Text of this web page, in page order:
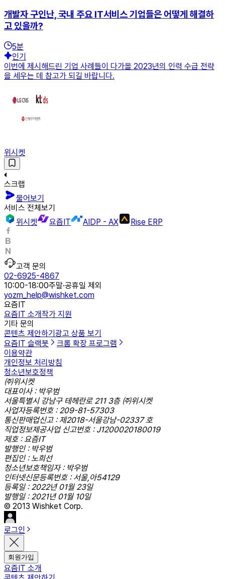
개발자 구인난, 국내 주요 IT서비스 기업들은 어떻게 해결하
고 있을까?
5분
인기
이번에 제시해드린 기업 사례들이 다가올 2023년의 인력 수급 전략
을 세우는 데 참고가 되길 바랍니다.
위시켓
스크랩
물어보기
서비스 전체보기
위시켓
요즘IT AIDP - AX Rise ERP
고객 문의
02-6925-4867
10:00-18:00주말·공휴일 제외
yozm_help@wishket.com
요즘IT
요즘IT 소개작가 지원
기타 문의
콘텐츠 제안하기 광고 상품 보기
요즘IT 슬랙봇
크롬 확장 프로그램
이용약관
개인정보 처리방침
청소년보호정책
㈜위시켓
대표이사 : 박우범
서울특별시 강남구 테헤란로 211 3층 ㈜위시켓
사업자등록번호 : 209-81-57303
통신판매업신고 : 제2018-서울강남-02337 호
직업정보제공사업 신고번호 : J1200020180019
제호 : 요즘IT
발행인 : 박우범
편집인 : 노희선
청소년보호책임자 : 박우범
인터넷신문등록번호 : 서울,아54129
등록일 : 2022년 01월 23일
발행일 : 2021년 01월 10일
© 2013 Wishket Corp.
로그인
회원가입
요즘IT 소개